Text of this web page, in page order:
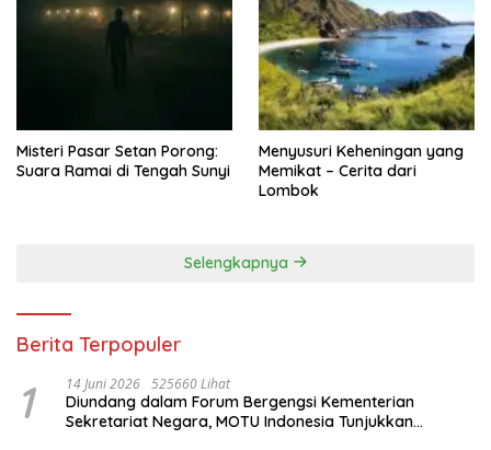
Misteri Pasar Setan Porong:
Suara Ramai di Tengah Sunyi
Menyusuri Keheningan yang
Memikat – Cerita dari
Lombok
Selengkapnya
Berita Terpopuler
1 14 Juni 2026 525660 Lihat
Diundang dalam Forum Bergengsi Kementerian
Sekretariat Negara, MOTU Indonesia Tunjukkan